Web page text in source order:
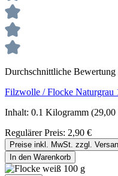
Durchschnittliche
Filzwolle / Flocke Naturgrau
Inhalt: 0.1 Kilogramm
Regulärer Preis: 2,90 €
Preise inkl. MwSt. zzgl.
In den Warenkorb